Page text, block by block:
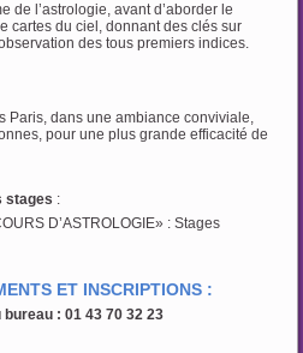
de l’astrologie, avant d’aborder le
cartes du ciel, donnant des clés sur
des tous premiers indices.
Paris, dans une ambiance conviviale,
pour une plus grande efficacité de
stages :
D’ASTROLOGIE» : Stages
ET INSCRIPTIONS :
bureau : 01 43 70 32 23